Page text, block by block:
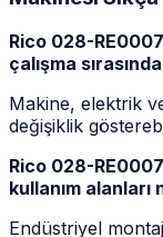
Rico 028-
çalışma
Makine, elektrik
değişiklik
Rico 028-
kullanım alanları
Endüstriyel